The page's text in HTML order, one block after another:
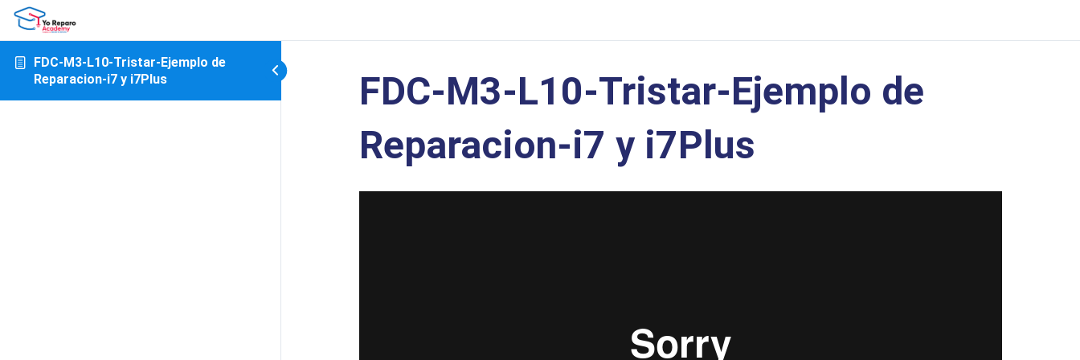
FDC-M3-L10-Tristar-Ejemplo de
Reparacion-i7 y i7Plus
FDC-M3-L10-Tristar-Ejemplo de
Reparacion-i7 y i7Plus